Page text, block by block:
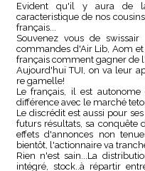
Evident qu'il y aura de
caracteristique de nos
français...
Souvenez vous de
commandes d'Air Lib, Aom
français comment gagner de
Aujourd'hui TUI, on va leur
re gamelle!
Le français, il est autonome
différence avec le marché
Le discrédit est aussi pour
futurs résultats, sa conquête
effets d'annonces non
bientôt, l'actionnaire va
Rien n'est sain...La
intégré, stock..à répartir